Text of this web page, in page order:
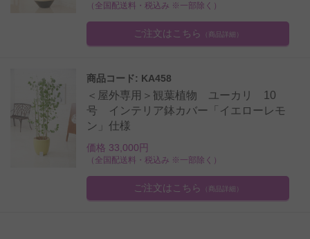
（全国配送料・税込み ※一部除く）
ご注文はこちら （商品詳細）
商品コード: KA458
＜屋外専用＞観葉植物 ユーカリ 10
号 インテリア鉢カバー「イエローレモ
ン」仕様
価格 33,000円
（全国配送料・税込み ※一部除く）
ご注文はこちら （商品詳細）